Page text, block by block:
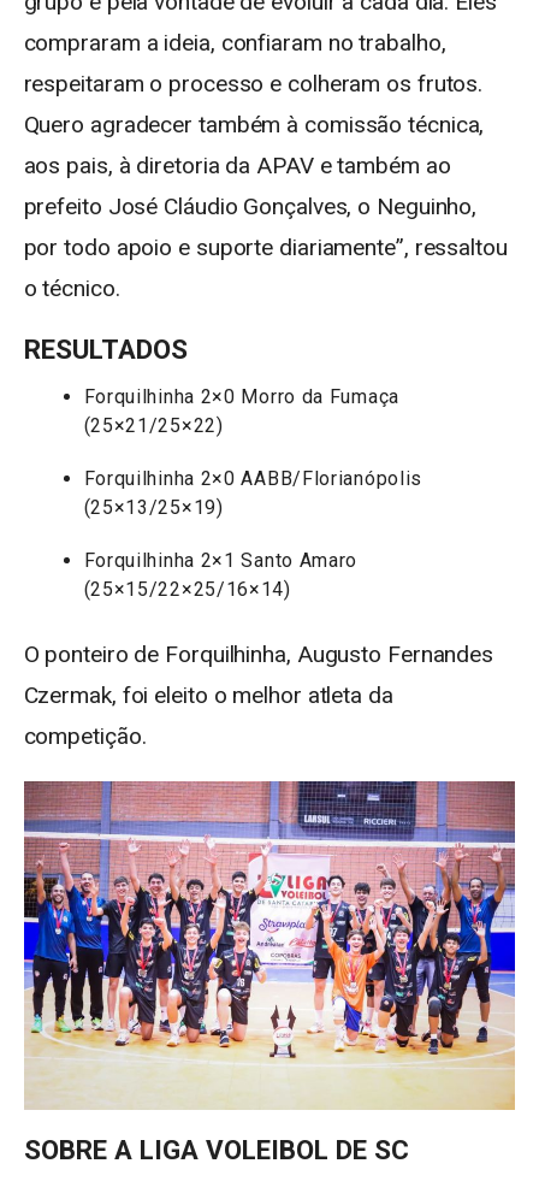
compraram a ideia, confiaram no trabalho,
respeitaram o processo e colheram os frutos.
Quero agradecer também à comissão técnica,
aos pais, à diretoria da APAV e também ao
prefeito José Cláudio Gonçalves, o Neguinho,
por todo apoio e suporte diariamente”, ressaltou
o técnico.
RESULTADOS
Forquilhinha 2×0 Morro da Fumaça
(25×21/25×22)
Forquilhinha 2×0 AABB/Florianópolis
(25×13/25×19)
Forquilhinha 2×1 Santo Amaro
(25×15/22×25/16×14)
O ponteiro de Forquilhinha, Augusto Fernandes
Czermak, foi eleito o melhor atleta da
competição.
SOBRE A LIGA VOLEIBOL DE SC